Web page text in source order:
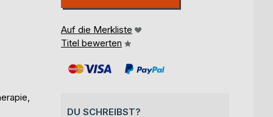
Auf die Merkliste
Titel bewerten
DU SCHREIBST?